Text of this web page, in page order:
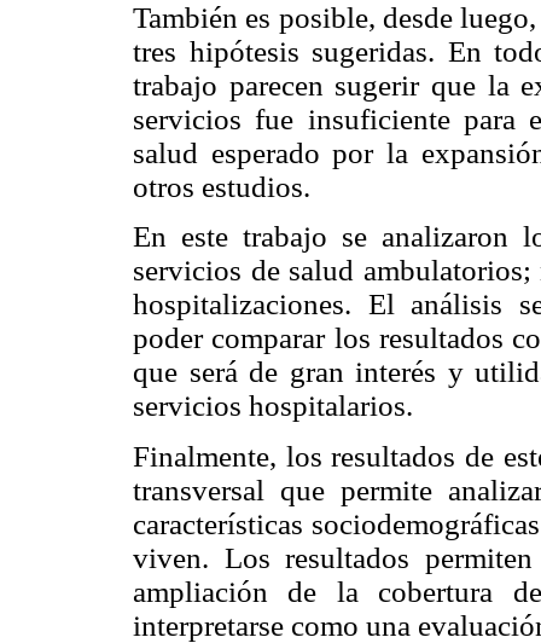
También es posible, desde
tres hipótesis sugeridas. En
trabajo parecen sugerir que la
servicios fue insuficiente para
salud esperado por la
otros estudios.
En este trabajo se analizaron
servicios de salud
hospitalizaciones. El análisis
poder comparar los resultados
que será de gran interés y
servicios hospitalarios.
Finalmente, los resultados de
transversal que permite
características
viven. Los resultados
ampliación de la cobertura
interpretarse como una